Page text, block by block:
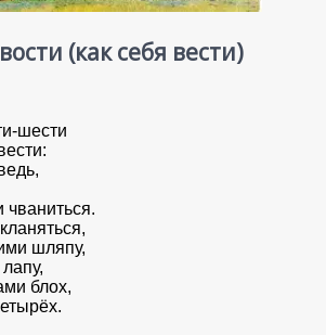
(как себя вести)
шести
чваниться.
шляпу,
блох,